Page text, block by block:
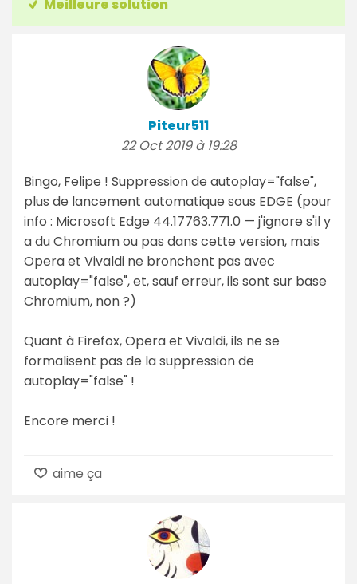
Meilleure solution
Piteur511
22 Oct 2019 à 19:28
Bingo, Felipe ! Suppression de autoplay="false",
plus de lancement automatique sous EDGE (pour
info : Microsoft Edge 44.17763.771.0 — j'ignore s'il y
a du Chromium ou pas dans cette version, mais
Opera et Vivaldi ne bronchent pas avec
autoplay="false", et, sauf erreur, ils sont sur base
Chromium, non ?)
Quant à Firefox, Opera et Vivaldi, ils ne se
formalisent pas de la suppression de
autoplay="false" !
Encore merci !
aime ça